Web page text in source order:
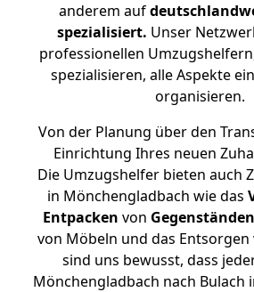
anderem auf
spezialisiert. Unser
professionellen
spezialisieren, alle Aspekte
organisieren.
Von der Planung über den
Einrichtung Ihres neuen
Die Umzugshelfer bieten auch
in Mönchengladbach wie das
Entpacken von Gegenständen
von Möbeln und das
sind uns bewusst, dass
Mönchengladbach nach Bulach